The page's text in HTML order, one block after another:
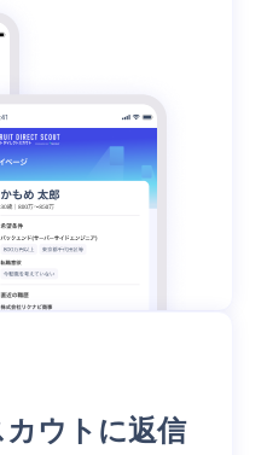
ウトに返信